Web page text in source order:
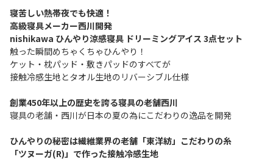
寝苦しい熱帯夜でも快適！
高級寝具メーカー西川開発
nishikawa ひんやり涼感寝具 ドリーミングアイス 3点セット
触った瞬間めちゃくちゃひんやり！
ケット・枕パッド・敷きパッドのすべてが
接触冷感生地とタオル生地のリバーシブル仕様
創業450年以上の歴史を誇る寝具の老舗西川
寝具の老舗・西川が日本の夏の為にこだわりの逸品を開発
ひんやりの秘密は繊維業界の老舗「東洋紡」こだわりの糸
「ツヌーガ(R)」で作った接触冷感生地